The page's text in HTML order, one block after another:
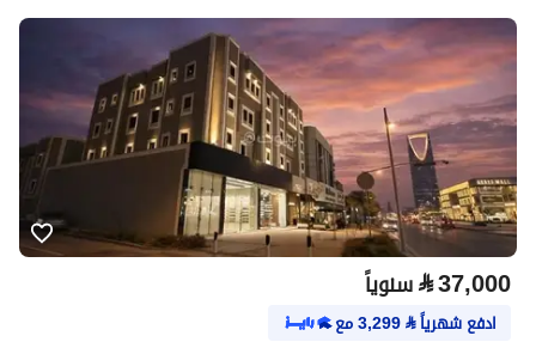
⃁37,000 سنوياً
ادفع شهرياً⃁
3,299مع